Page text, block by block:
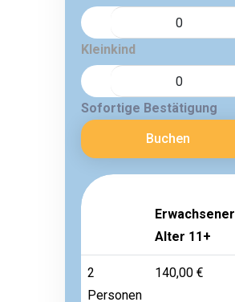
Kleinkind
Sofortige Bestätigung
Buchen
Erwachsener
Alter 11+
2
Personen
140,00 €